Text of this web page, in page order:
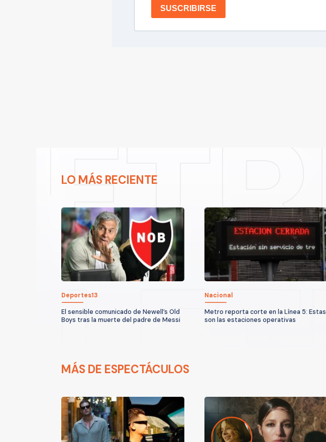
SUSCRIBIRSE
LO MÁS RECIENTE
Deportes13
El sensible comunicado de Newell’s Old
Boys tras la muerte del padre de Messi
Nacional
Metro reporta corte en la Línea 5: Estas
son las estaciones operativas
MÁS DE ESPECTÁCULOS